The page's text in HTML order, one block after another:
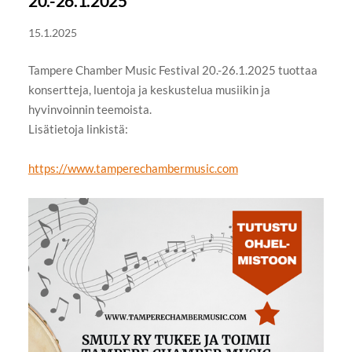
15.1.2025
Tampere Chamber Music Festival 20.-26.1.2025 tuottaa
konsertteja, luentoja ja keskustelua musiikin ja
hyvinvoinnin teemoista.
Lisätietoja linkistä:
https://www.tamperechambermusic.com